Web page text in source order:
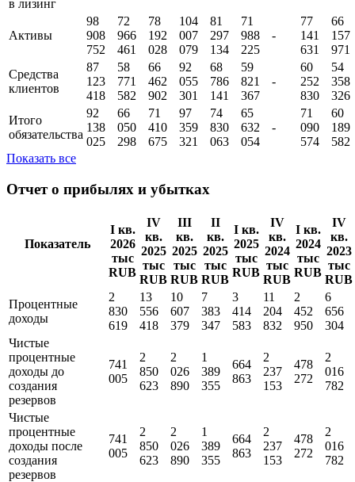
в лизинг
Активы
98
908
752
72
966
461
78
192
028
104
007
079
81
297
134
71
988
225
-
77
141
631
66
157
971
Средства
клиентов
87
123
418
58
771
582
66
462
902
92
055
301
68
786
141
59
821
367
-
60
252
830
54
358
326
Итого
обязательства
92
138
025
66
050
298
71
410
675
97
359
321
74
830
063
65
632
054
-
71
090
574
60
189
582
Показать все
Отчет о прибылях и убытках
Показатель
I кв.
2026
тыс
RUB
IV
кв.
2025
тыс
RUB
III
кв.
2025
тыс
RUB
II
кв.
2025
тыс
RUB
I кв.
2025
тыс
RUB
IV
кв.
2024
тыс
RUB
I кв.
2024
тыс
RUB
IV
кв.
2023
тыс
RUB
Процентные
доходы
2
830
619
13
556
418
10
607
379
7
383
347
3
414
583
11
204
832
2
452
950
6
656
304
Чистые
процентные
доходы до
создания
резервов
741
005
2
850
623
2
026
890
1
389
355
664
863
2
237
153
478
272
2
016
782
Чистые
процентные
доходы поcле
создания
резервов
741
005
2
850
623
2
026
890
1
389
355
664
863
2
237
153
478
272
2
016
782